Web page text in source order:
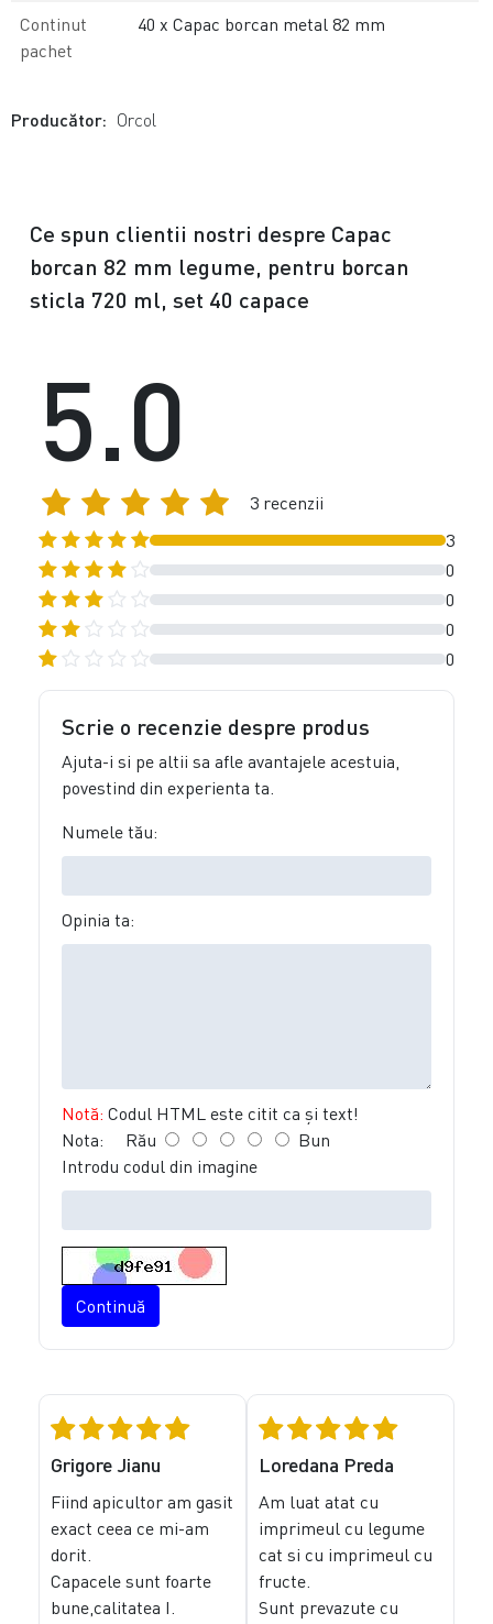
Continut
pachet
40 x Capac borcan metal 82 mm
Producător: Orcol
Ce spun clientii nostri despre Capac
borcan 82 mm legume, pentru borcan
sticla 720 ml, set 40 capace
3
0
0
0
0
5.0
3 recenzii
Scrie o recenzie despre produs
Ajuta-i si pe altii sa afle avantajele acestuia,
povestind din experienta ta.
Numele tău:
Opinia ta:
Notă: Codul HTML este citit ca şi text!
Nota: Rău
Bun
Introdu codul din imagine
Continuă
Grigore Jianu
Fiind apicultor am gasit
exact ceea ce mi-am
dorit.
Capacele sunt foarte
bune,calitatea I.
Loredana Preda
Am luat atat cu
imprimeul cu legume
cat si cu imprimeul cu
fructe.
Sunt prevazute cu